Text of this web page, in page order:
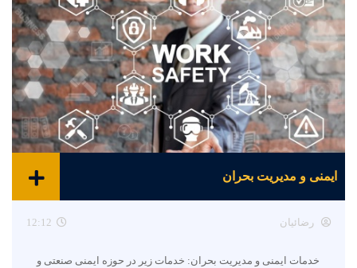
ایمنی و مدیریت بحران
رضائیان 12:12
خدمات ایمنی و مدیریت بحران: خدمات زیر در حوزه ایمنی صنعتی و